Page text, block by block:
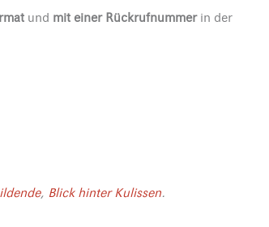
und mit einer Rückrufnummerin der
, Blick hinter Kulissen.